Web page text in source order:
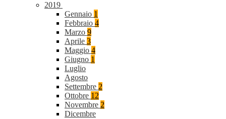
2019
Gennaio 1
Febbraio 4
Marzo 9
Aprile 3
Maggio 4
Giugno 1
Luglio
Agosto
Settembre 2
Ottobre 12
Novembre 2
Dicembre